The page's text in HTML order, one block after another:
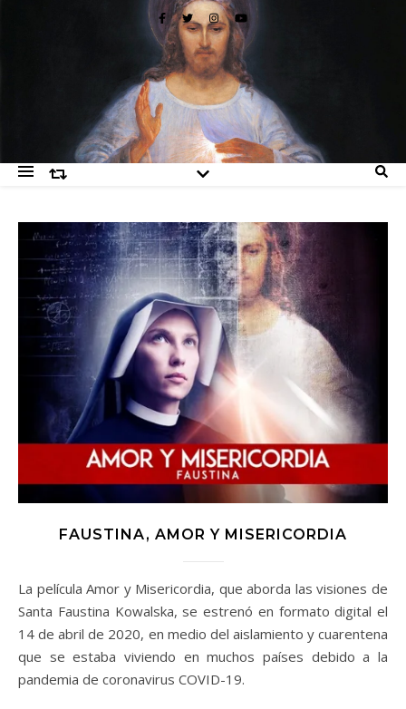
FAUSTINA, AMOR Y MISERICORDIA
La película Amor y Misericordia, que aborda las visiones de
Santa Faustina Kowalska, se estrenó en formato digital el
14 de abril de 2020, en medio del aislamiento y cuarentena
que se estaba viviendo en muchos países debido a la
pandemia de coronavirus COVID-19.